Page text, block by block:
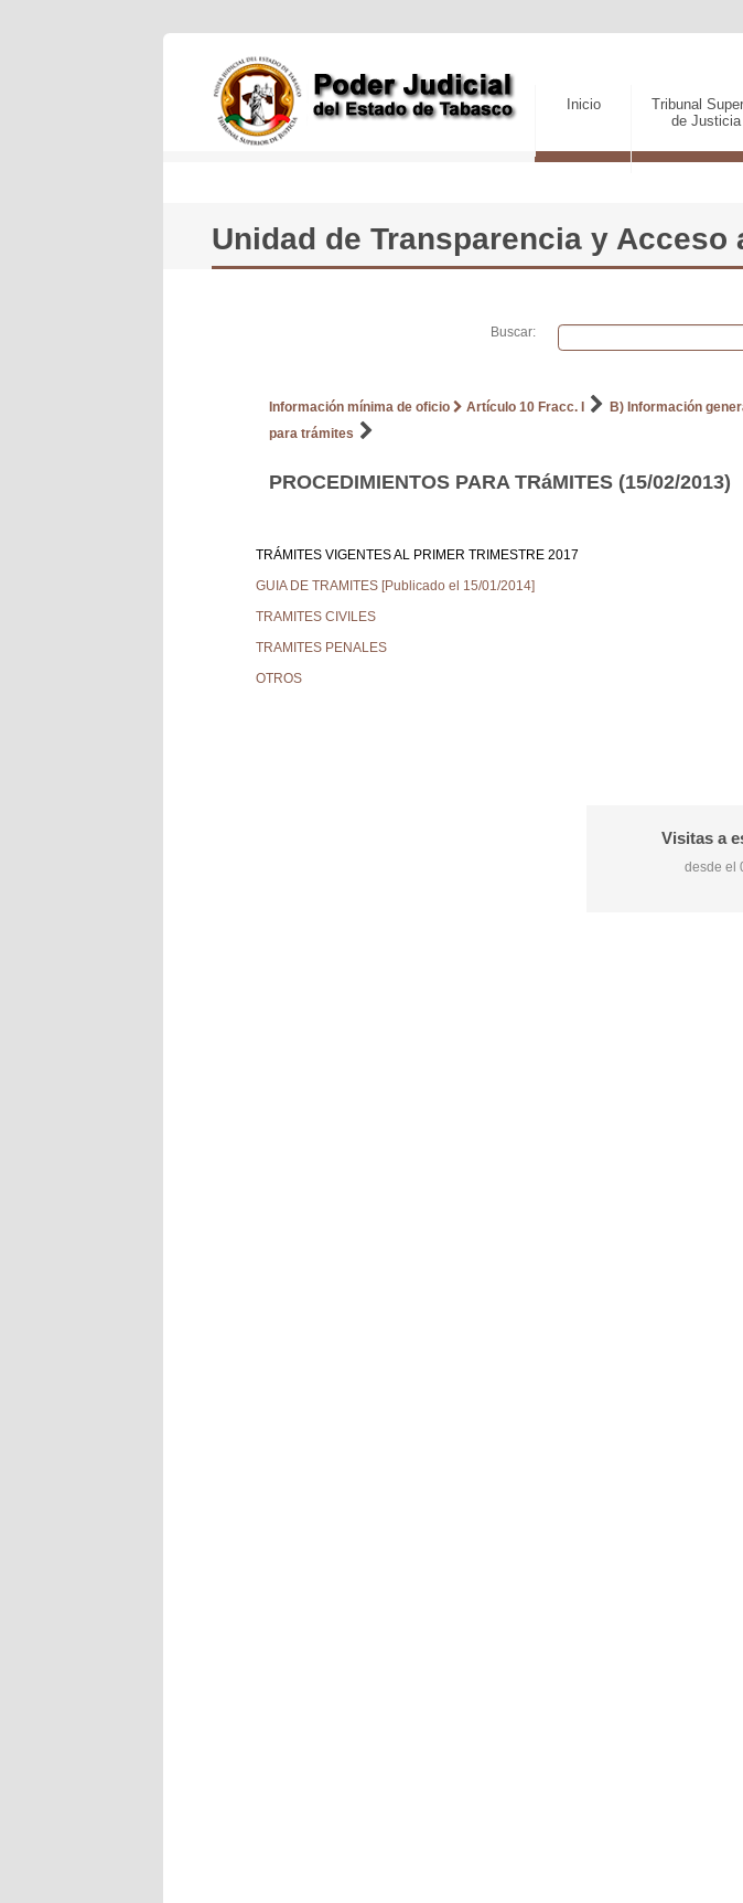
Inicio
Tribunal
de Justicia
Unidad de Transparencia y Acceso
Buscar:
Información mínima de oficio Artículo 10 Fracc. I B) Información
para trámites
PROCEDIMIENTOS PARA TRáMITES (15/02/2013)
TRÁMITES VIGENTES AL PRIMER TRIMESTRE 2017
GUIA DE TRAMITES [Publicado el 15/01/2014]
TRAMITES CIVILES
TRAMITES PENALES
OTROS
Visitas a
desde el